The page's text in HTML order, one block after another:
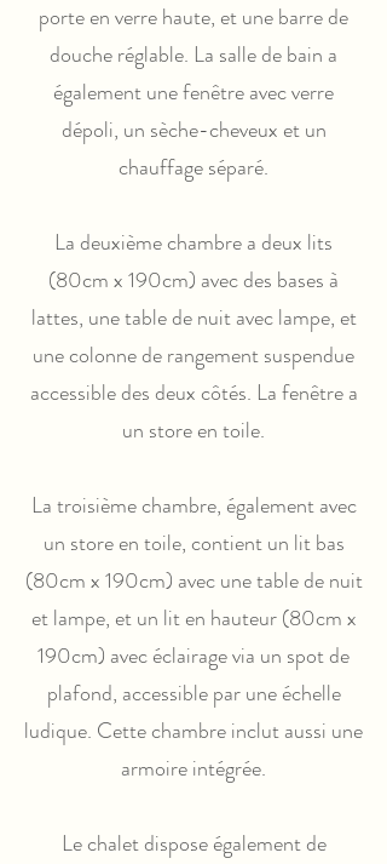
porte en verre haute, et une barre de
douche réglable. La salle de bain a
également une fenêtre avec verre
dépoli, un sèche-cheveux et un
chauffage séparé.
La deuxième chambre a deux lits
(80cm x 190cm) avec des bases à
lattes, une table de nuit avec lampe, et
une colonne de rangement suspendue
accessible des deux côtés. La fenêtre a
un store en toile.
La troisième chambre, également avec
un store en toile, contient un lit bas
(80cm x 190cm) avec une table de nuit
et lampe, et un lit en hauteur (80cm x
190cm) avec éclairage via un spot de
plafond, accessible par une échelle
ludique. Cette chambre inclut aussi une
armoire intégrée.
Le chalet dispose également de